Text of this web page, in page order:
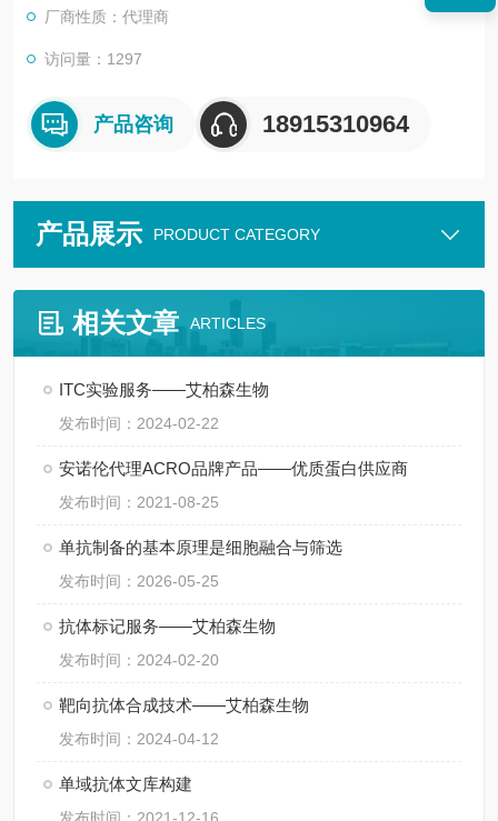
厂商性质：代理商
访问量：1297
产品咨询 18915310964
产品展示 PRODUCT CATEGORY
相关文章 ARTICLES
ITC实验服务——艾柏森生物
发布时间：2024-02-22
安诺伦代理ACRO品牌产品——优质蛋白供应商
发布时间：2021-08-25
单抗制备的基本原理是细胞融合与筛选
发布时间：2026-05-25
抗体标记服务——艾柏森生物
发布时间：2024-02-20
靶向抗体合成技术——艾柏森生物
发布时间：2024-04-12
单域抗体文库构建